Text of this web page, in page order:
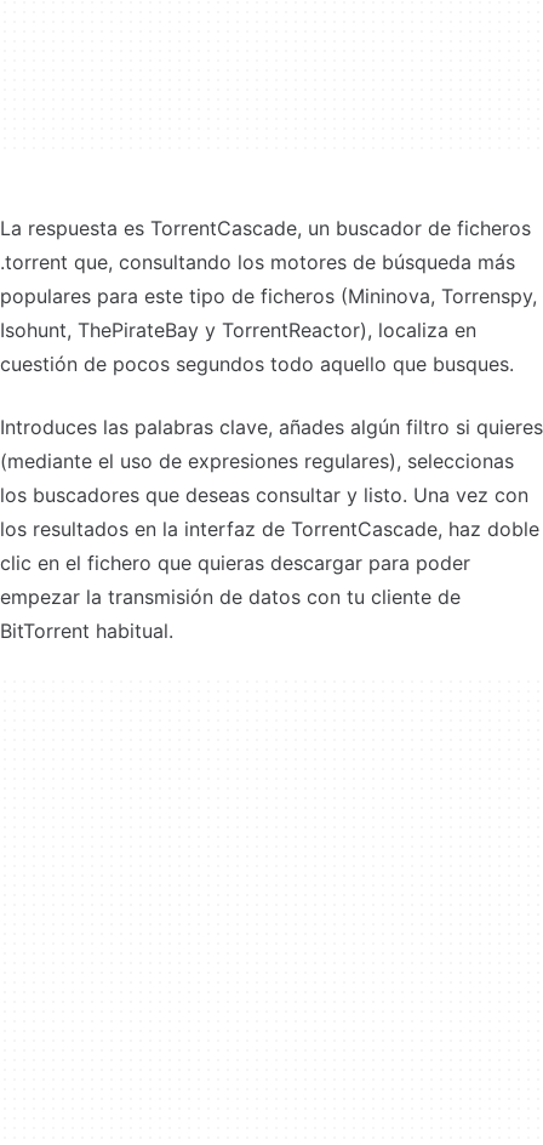
La respuesta es TorrentCascade, un buscador de ficheros
.torrent que, consultando los motores de búsqueda más
populares para este tipo de ficheros (Mininova, Torrenspy,
Isohunt, ThePirateBay y TorrentReactor), localiza en
cuestión de pocos segundos todo aquello que busques.
Introduces las palabras clave, añades algún filtro si quieres
(mediante el uso de expresiones regulares), seleccionas
los buscadores que deseas consultar y listo. Una vez con
los resultados en la interfaz de TorrentCascade, haz doble
clic en el fichero que quieras descargar para poder
empezar la transmisión de datos con tu cliente de
BitTorrent habitual.